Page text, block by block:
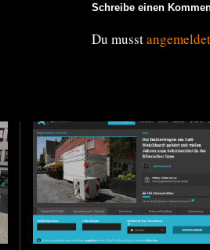
Schreibe einen
Du musstangemeldet